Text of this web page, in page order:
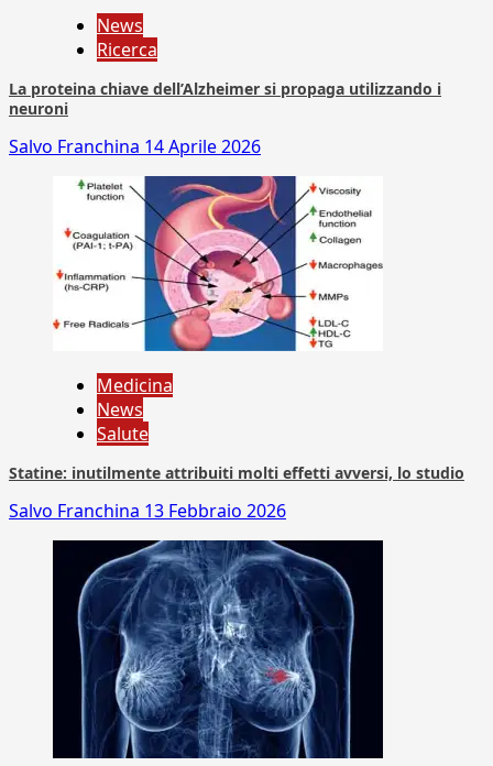
News
Ricerca
La proteina chiave dell’Alzheimer si propaga utilizzando i
neuroni
Salvo Franchina 14 Aprile 2026
Medicina
News
Salute
Statine: inutilmente attribuiti molti effetti avversi, lo studio
Salvo Franchina 13 Febbraio 2026